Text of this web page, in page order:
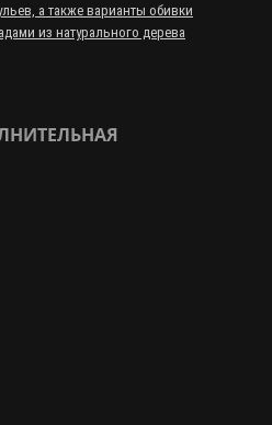
а также варианты обивки
из натурального дерева